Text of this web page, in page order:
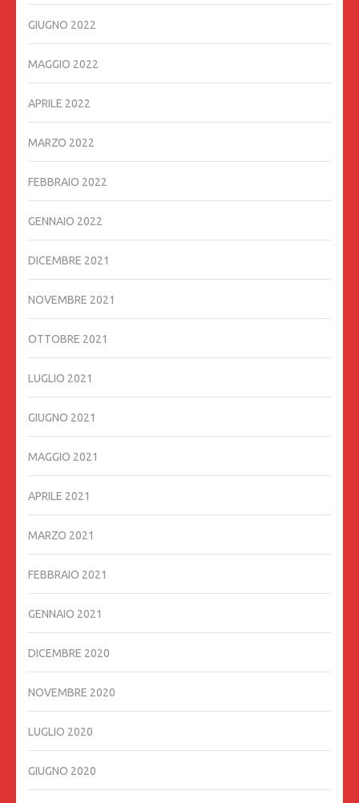
GIUGNO 2022
MAGGIO 2022
APRILE 2022
MARZO 2022
FEBBRAIO 2022
GENNAIO 2022
DICEMBRE 2021
NOVEMBRE 2021
OTTOBRE 2021
LUGLIO 2021
GIUGNO 2021
MAGGIO 2021
APRILE 2021
MARZO 2021
FEBBRAIO 2021
GENNAIO 2021
DICEMBRE 2020
NOVEMBRE 2020
LUGLIO 2020
GIUGNO 2020